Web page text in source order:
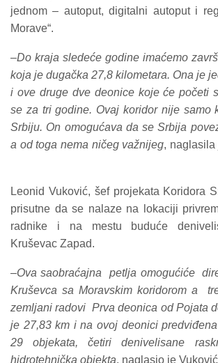
jednom – autoput, digitalni autoput i
Morave“.
–Do kraja sledeće godine imaćemo
koja je dugačka 27,8 kilometara. Ona je
i ove druge dve deonice koje će početi
se za tri godine. Ovaj koridor nije samo
Srbiju. On omogućava da se Srbija
a od toga nema ničeg važnijeg,
Leonid Vuković, šef projekata Koridora
prisutne da se nalaze na lokaciji
radnike i na mestu buduće
Kruševac Zapad.
–Ova saobraćajna petlja omogućiće
Kruševca sa Moravskim koridorom a
zemljani radovi Prva deonica od Pojata
je 27,83 km i na ovoj deonici
29 objekata, četiri denivelisane
hidrotehnička objekta, naglasio je